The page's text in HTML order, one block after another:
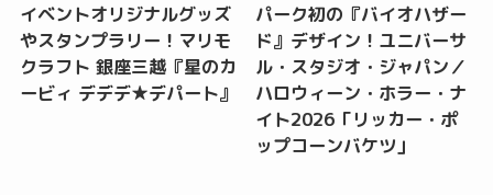
イベントオリジナルグッズ
やスタンプラリー！マリモ
クラフト 銀座三越『星のカ
ービィ デデデ★デパート』
パーク初の『バイオハザー
ド』デザイン！ユニバーサ
ル・スタジオ・ジャパン／
ハロウィーン・ホラー・ナ
イト2026「リッカー・ポ
ップコーンバケツ」